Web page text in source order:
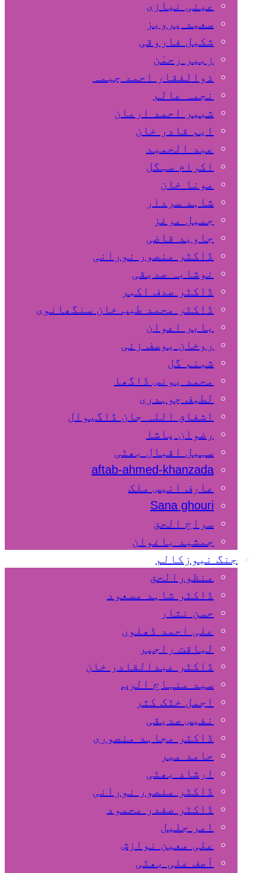
عینی نیازی
سعید پرویز
شکیل فاروقی
زبیر رحمٰن
ذوالفقار احمد چیمہ
نجمہ عالم
شبیر احمد ارمان
ایم قادر خان
عبد الحمید
اکرام سہگل
مونا خان
شاہد سردار
جمیل مرغز
جاوید قاضی
ڈاکٹر منصور نورانی
نوشابہ صدیقی
ڈاکٹر صدف اکبر
ڈاکٹر محمد طیب خان سنگھانوی
بابر اعوان
روخان یوسف زئی
شبنم گل
محمد یونس ڈاگھا
لطیف چوہدری
اشفاق اللہ جان ڈاگیوال
رضوان پاشا
سہیل اقبال بھٹی
aftab-ahmed-khanzada
عارف انیس ملک
Sana ghouri
سراج الحق
جمشید باغوان
جنگ نیوزکالم
منظورالحق
ڈاکٹر شاہد مسعود
حسن نثار
علی احمد ڈھلوں
لیاقت راجپر
ڈاکٹر عبدالقادر خان
سید منہاج الرب
اجمل خٹک کثر
نفیس صدیقی
ڈاکٹر مجاہد منصوری
حامد میر
ارشاد بھٹی
ڈاکٹر منصور نورانی
ڈاکٹر صفدر محمود
امر جلیل
علی معین نوازش
آصف علی بھٹی